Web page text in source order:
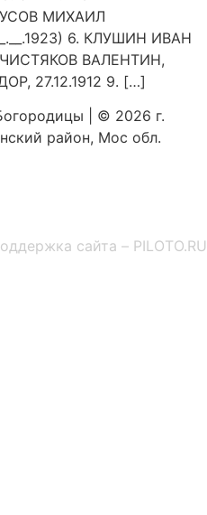
МИХАИЛ
6. КЛУШИН ИВАН
ЧИСТЯКОВ ВАЛЕНТИН,
27.12.1912 9. […]
| © 2026 г.
район, Мос обл.
сайта – PILOTO.RU